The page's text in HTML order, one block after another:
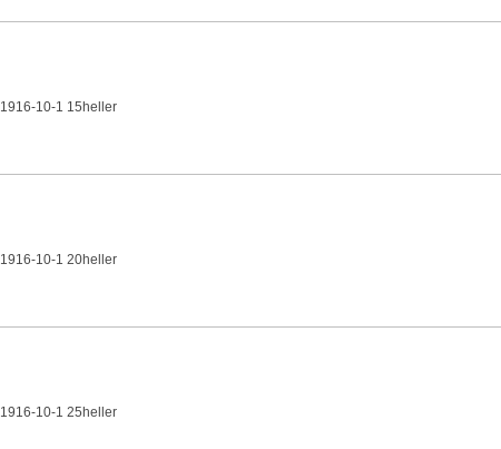
1916-10-1 15heller
1916-10-1 20heller
1916-10-1 25heller